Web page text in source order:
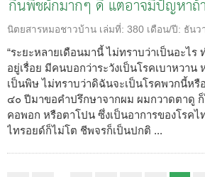
กินพืชผักมากๆ ดี แต่อาจมีปัญหาถ้
นิตยสารหมอชาวบ้าน เล่มที่: 380 เดือน/ปี: ธันว
“ระยะหลายเดือนมานี้ ไม่ทราบว่าเป็นอะไร
อยู่เรื่อย มีคนบอกว่าระวังเป็นโรคเบาหวาน
เป็นพิษ ไม่ทราบว่าดิฉันจะเป็นโรคพวกนี้หรื
๔๐ ปีมาขอคำปรึกษาจากผม ผมกวาดตาดู
คอพอก หรือตาโปน ซึ่งเป็นอาการของโรค
ไทรอยด์ก็ไม่โต ชีพจรก็เป็นปกติ ...